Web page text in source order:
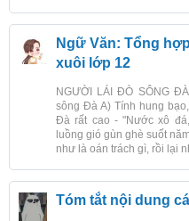
Ngữ Văn: Tổng
xuôi lớp 12
NGƯỜI LÁI ĐÒ SÔNG
sông Đà A) Tính hung
Đà rất cao - "Nước xô
luồng gió gùn ghè suốt
như là oán trách gì, rồi lại
Tóm tắt nội dung